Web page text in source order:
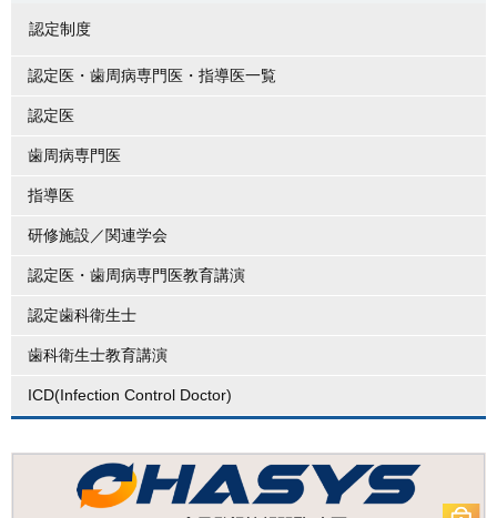
認定制度
認定医・歯周病専門医・指導医一覧
認定医
歯周病専門医
指導医
研修施設／関連学会
認定医・歯周病専門医教育講演
認定歯科衛生士
歯科衛生士教育講演
ICD(Infection Control Doctor)